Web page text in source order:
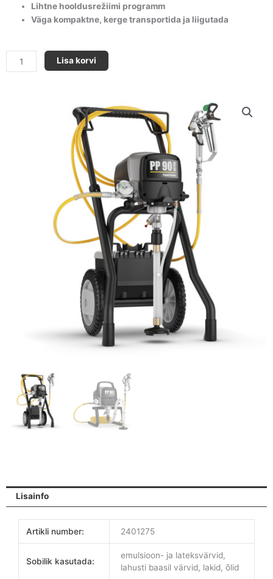
Lihtne hooldusrežiimi programm
Väga kompaktne, kerge transportida ja liigutada
POWERPAINTER
90
Lisa korvi
Lisainfo
Artikli number: 2401275
Sobilik kasutada:
emulsioon- ja lateksvärvid,
lahusti baasil värvid, lakid, õlid